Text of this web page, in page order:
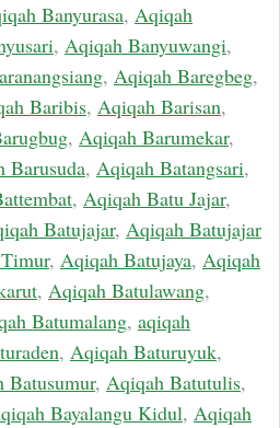
Banyurasa, Aqiqah
, Aqiqah Banyuwangi,
, Aqiqah Baregbeg,
Baribis, Aqiqah Barisan,
, Aqiqah Barumekar,
Barusuda, Aqiqah Batangsari,
, Aqiqah Batu Jajar,
Batujajar, Aqiqah Batujajar
, Aqiqah Batujaya, Aqiqah
, Aqiqah Batulawang,
Batumalang, aqiqah
, Aqiqah Baturuyuk,
Batusumur, Aqiqah Batutulis,
Bayalangu Kidul, Aqiqah